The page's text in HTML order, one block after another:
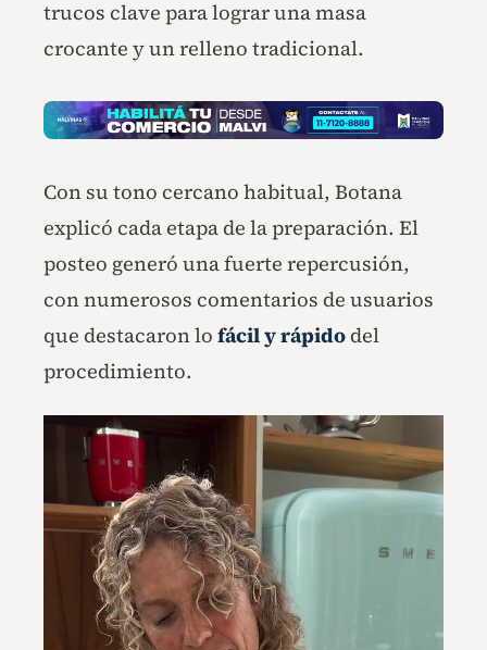
trucos clave para lograr una masa
crocante y un relleno tradicional.
Con su tono cercano habitual, Botana
explicó cada etapa de la preparación. El
posteo generó una fuerte repercusión,
con numerosos comentarios de usuarios
que destacaron lo fácil y rápido del
procedimiento.